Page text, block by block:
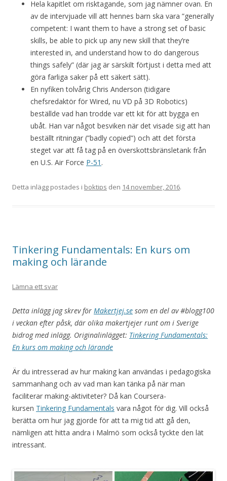
Hela kapitlet om risktagande, som jag nämner ovan. En
av de intervjuade vill att hennes barn ska vara ”generally
competent: I want them to have a strong set of basic
skills, be able to pick up any new skill that they’re
interested in, and understand how to do dangerous
things safely” (där jag är särskilt förtjust i detta med att
göra farliga saker på ett säkert sätt).
En nyfiken tolvårig Chris Anderson (tidigare
chefsredaktör för Wired, nu VD på 3D Robotics)
beställde vad han trodde var ett kit för att bygga en
ubåt. Han var något besviken när det visade sig att han
beställt ritningar (”badly copied”) och att det första
steget var att få tag på en överskottsbränsletank från
en U.S. Air Force P-51 .
Detta inlägg postades i boktips den 14 november, 2016.
Tinkering Fundamentals: En kurs om
making och lärande
Lämna ett svar
Detta inlägg jag skrev för Makertjej.se som en del av #blogg100
i veckan efter påsk, där olika makertjejer runt om i Sverige
bidrog med inlägg. Originalinlägget: Tinkering Fundamentals:
En kurs om making och lärande
Är du intresserad av hur making kan användas i pedagogiska
sammanhang och av vad man kan tänka på när man
faciliterar making-aktiviteter? Då kan Coursera-
kursen Tinkering Fundamentals vara något för dig. Vill också
berätta om hur jag gjorde för att ta mig tid att gå den,
nämligen att hitta andra i Malmö som också tyckte den lät
intressant.